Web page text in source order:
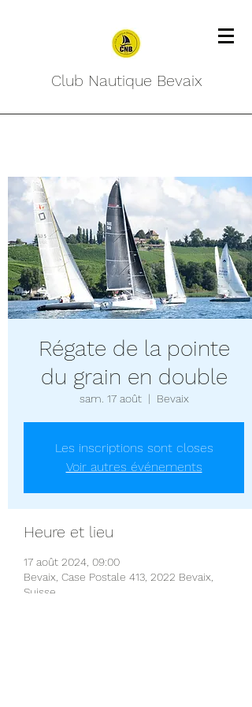
Club Nautique Bevaix
Régate de la pointe
du grain en double
sam. 17 août
  |
Bevaix
Les inscriptions sont closes
Voir autres événements
Heure et lieu
17 août 2024, 09:00
Bevaix, Case Postale 413, 2022 Bevaix,
Suisse